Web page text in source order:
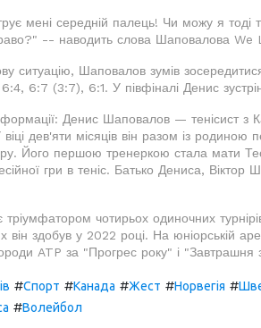
мені середній палець! Чи можу я тоді
-- наводить слова Шаповалова We
ситуацію, Шаповалов зумів
6:4, 6:7 (3:7), 6:1. У півфіналі Денис
Денис Шаповалов — тенісист з
віці дев'яти місяців він разом із
Його першою тренеркою стала мати
гри в теніс. Батько Дениса,
чотирьох одиночних
він здобув у 2022 році. На юніорській
ATP за "Прогрес року" і "Завтрашня
#Спорт #Канада #Жест #Норвегія #
#Волейбол